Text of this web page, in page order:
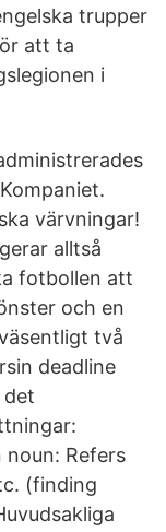
trupper
att ta
i
värvningar!
alltså
fotbollen att
och en
två
deadline
det
noun: Refers
(finding